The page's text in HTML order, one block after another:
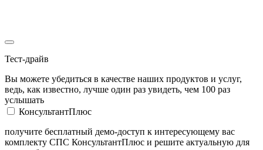
Тест-драйв
Вы можете убедиться в качестве наших продуктов и услуг,
ведь, как известно, лучше один раз увидеть, чем 100 раз
услышать
КонсультантПлюс
получите бесплатный демо-доступ к интересующему вас
комплекту СПС КонсультантПлюс и решите актуальную для